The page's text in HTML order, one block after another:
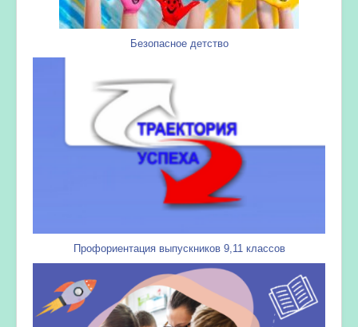
Безопасное детство
Профориентация выпускников 9,11 классов